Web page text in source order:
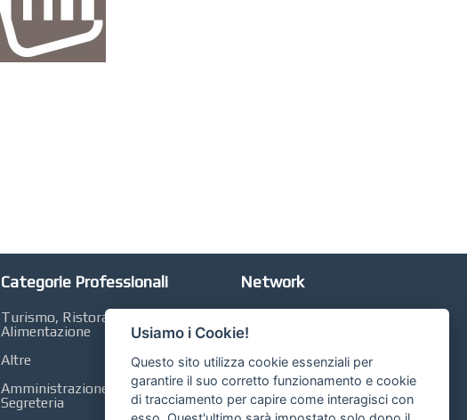
Categorie Professionali
Turismo, Ristorazione,
Alimentazione
Altre
Amministrazione, Contabilità,
Segreteria
Network
Libri Online
Compravendita
Usiamo i Cookie!
Questo sito utilizza cookie essenziali per
garantire il suo corretto funzionamento e cookie
di tracciamento per capire come interagisci con